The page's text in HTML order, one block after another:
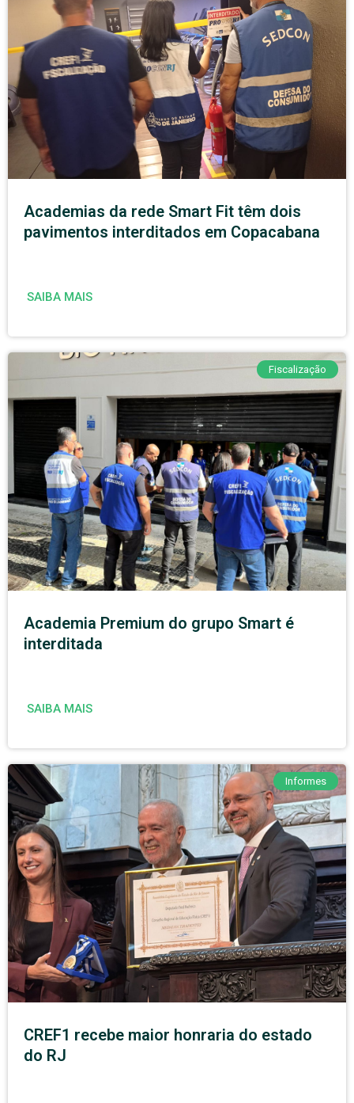
Academias da rede Smart Fit têm dois
pavimentos interditados em Copacabana
SAIBA MAIS
Fiscalização
Academia Premium do grupo Smart é
interditada
SAIBA MAIS
Informes
CREF1 recebe maior honraria do estado
do RJ